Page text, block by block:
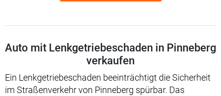
Auto mit Lenkgetriebeschaden in Pinneberg
verkaufen
Ein Lenkgetriebeschaden beeinträchtigt die Sicherheit
im Straßenverkehr von Pinneberg spürbar. Das